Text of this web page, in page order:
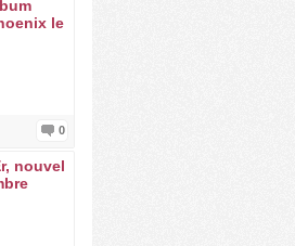
le
0
nouvel